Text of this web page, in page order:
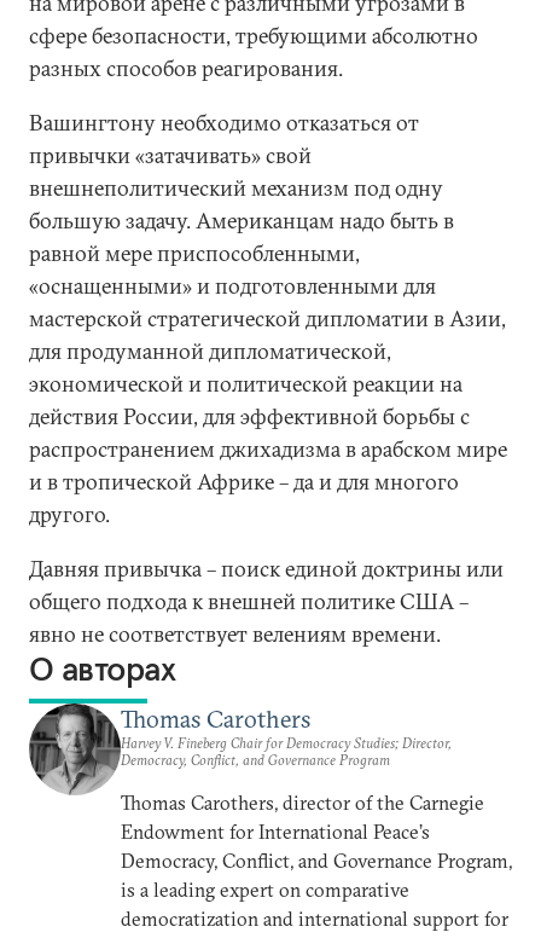
сфере безопасности, требующими абсолютно
разных способов реагирования.
Вашингтону необходимо отказаться от
привычки «затачивать» свой
внешнеполитический механизм под одну
большую задачу. Американцам надо быть в
равной мере приспособленными,
«оснащенными» и подготовленными для
мастерской стратегической дипломатии в Азии,
для продуманной дипломатической,
экономической и политической реакции на
действия России, для эффективной борьбы с
распространением джихадизма в арабском мире
и в тропической Африке – да и для многого
другого.
Давняя привычка – поиск единой доктрины или
общего подхода к внешней политике США –
явно не соответствует велениям времени.
О авторах
Thomas Carothers
Harvey V. Fineberg Chair for Democracy Studies; Director,
Democracy, Conflict, and Governance Program
Thomas Carothers, director of the Carnegie
Endowment for International Peace’s
Democracy, Conflict, and Governance Program,
is a leading expert on comparative
democratization and international support for